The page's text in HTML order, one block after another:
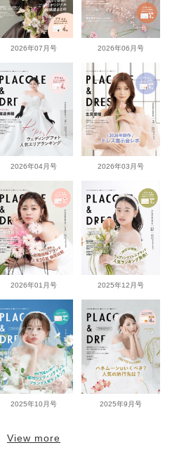
2026年07月号 2026年06月号
2026年04月号 2026年03月号
2026年01月号 2025年12月号
2025年10月号 2025年9月号
View more